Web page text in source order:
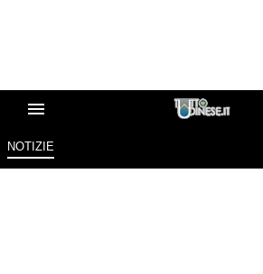
NOTIZIE